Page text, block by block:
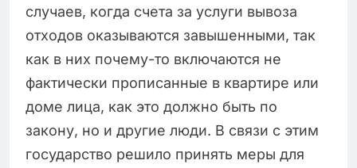
случаев, когда счета за услуги вывоза
отходов оказываются завышенными, так
как в них почему-то включаются не
фактически прописанные в квартире или
доме лица, как это должно быть по
закону, но и другие люди. В связи с этим
государство решило принять меры для